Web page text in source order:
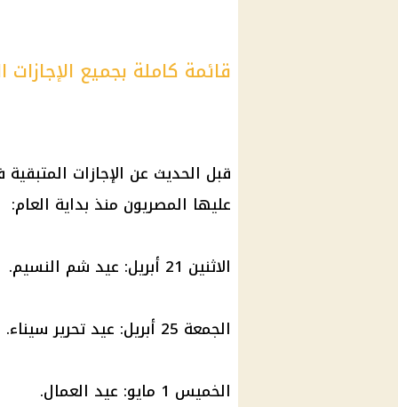
قائمة كاملة بجميع الإجازات
عليها المصريون منذ بداية العام:
الاثنين 21 أبريل: عيد شم النسيم.
الجمعة 25 أبريل: عيد تحرير سيناء.
الخميس 1 مايو: عيد العمال.